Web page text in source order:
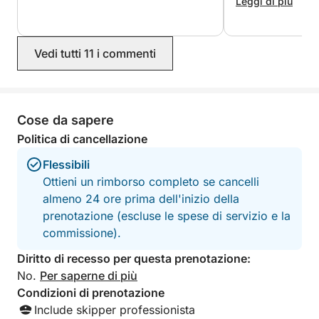
Vedi tutti 11 i commenti
Cose da sapere
Politica di cancellazione
Flessibili
Ottieni un rimborso completo se cancelli
almeno 24 ore prima dell'inizio della
prenotazione (escluse le spese di servizio e la
commissione).
Diritto di recesso per questa prenotazione:
No. Per saperne di più
Condizioni di prenotazione
Include skipper professionista